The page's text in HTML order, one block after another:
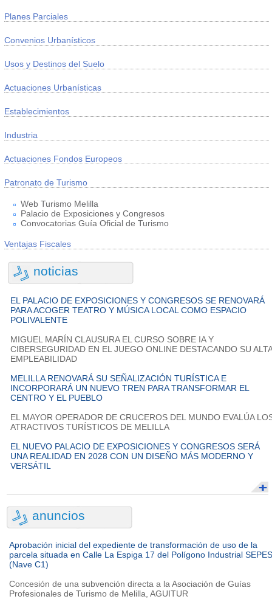
Planes Parciales
Convenios Urbanísticos
Usos y Destinos del Suelo
Actuaciones Urbanísticas
Establecimientos
Industria
Actuaciones Fondos Europeos
Patronato de Turismo
Web Turismo Melilla
Palacio de Exposiciones y Congresos
Convocatorias Guía Oficial de Turismo
Ventajas Fiscales
noticias
EL PALACIO DE EXPOSICIONES Y CONGRESOS SE RENOVARÁ
PARA ACOGER TEATRO Y MÚSICA LOCAL COMO ESPACIO
POLIVALENTE
MIGUEL MARÍN CLAUSURA EL CURSO SOBRE IA Y
CIBERSEGURIDAD EN EL JUEGO ONLINE DESTACANDO SU ALTA
EMPLEABILIDAD
MELILLA RENOVARÁ SU SEÑALIZACIÓN TURÍSTICA E
INCORPORARÁ UN NUEVO TREN PARA TRANSFORMAR EL
CENTRO Y EL PUEBLO
EL MAYOR OPERADOR DE CRUCEROS DEL MUNDO EVALÚA
ATRACTIVOS TURÍSTICOS DE MELILLA
EL NUEVO PALACIO DE EXPOSICIONES Y CONGRESOS SERÁ
UNA REALIDAD EN 2028 CON UN DISEÑO MÁS MODERNO Y
VERSÁTIL
anuncios
Aprobación inicial del expediente de transformación de uso de la
parcela situada en Calle La Espiga 17 del Polígono Industrial SEPES
(Nave C1)
Concesión de una subvención directa a la Asociación de Guías
Profesionales de Turismo de Melilla, AGUITUR